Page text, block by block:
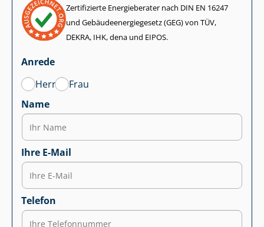
Zertifizierte Energieberater nach DIN EN 16247
und Ge­bäu­de­en­er­gie­ge­setz (GEG) von TÜV,
DEKRA, IHK, dena und EIPOS.
Anrede
Herr
Frau
Name
Ihre E-Mail
Telefon